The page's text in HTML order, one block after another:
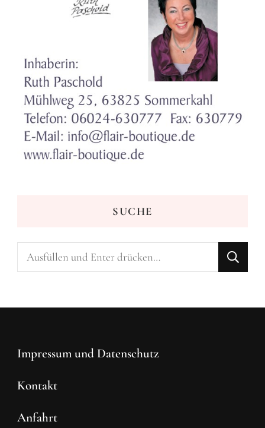
SUCHE
Suchst
nach
Impressum und Datenschutz
Kontakt
Anfahrt